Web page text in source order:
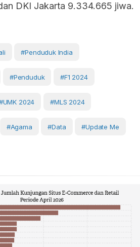
DKI Jakarta 9.334.665 jiwa.
#Penduduk India
#Penduduk #F1 2024
2024 #MLS 2024
#Agama #Data #Update Me